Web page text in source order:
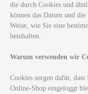
die durch Cookies und
können das Datum und
Weise, wie Sie eine
beinhalten.
Warum verwenden wir
Cookies sorgen dafür,
Online-Shop eingeloggt